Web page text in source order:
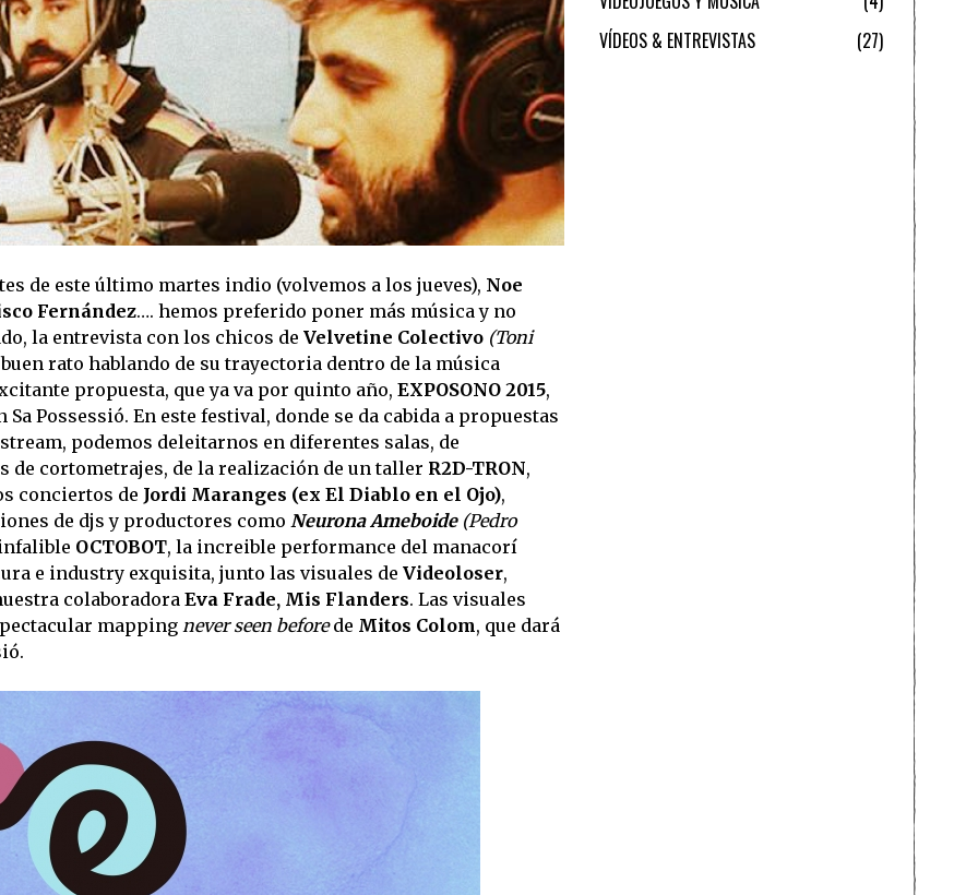
de este último martes indio (volvemos a los jueves), Noe
Fernández…. hemos preferido poner más música y no
la entrevista con los chicos de Velvetine Colectivo (Toni
rato hablando de su trayectoria dentro de la música
propuesta, que ya va por quinto año, EXPOSONO 2015,
Possessió. En este festival, donde se da cabida a propuestas
podemos deleitarnos en diferentes salas, de
cortometrajes, de la realización de un taller R2D-TRON,
conciertos de Jordi Maranges (ex El Diablo en el Ojo),
de djs y productores como Neurona Ameboide(Pedro
OCTOBOT, la increible performance del manacorí
e industry exquisita, junto las visuales de Videoloser,
colaboradora Eva Frade, Mis Flanders. Las visuales
mapping never seen beforede Mitos Colom, que dará
VÍDEOS & ENTREVISTAS
27